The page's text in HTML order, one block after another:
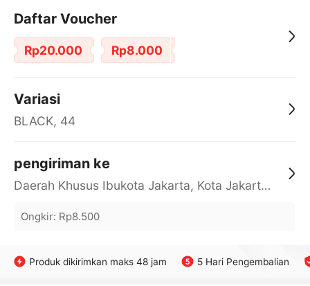
Daftar Voucher
Rp20.000 Rp8.000
Variasi
BLACK, 44
pengiriman ke
Daerah Khusus Ibukota Jakarta, Kota Jakarta Barat, Cengkareng, yy
Ongkir: Rp8.500
Produk dikirimkan maks 48 jam 5 Hari Pengembalian